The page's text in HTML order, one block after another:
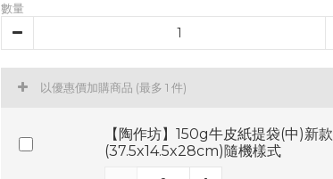
數量
以優惠價加購商品 (最多 1 件)
【陶作坊】150g牛皮紙提袋(中)新款
(37.5x14.5x28cm)隨機樣式